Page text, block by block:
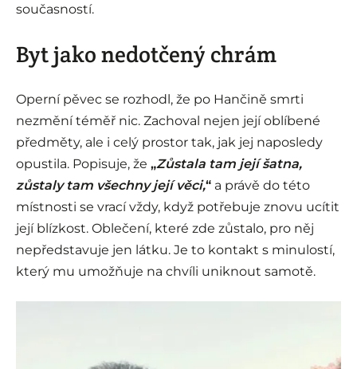
současností.
Byt jako nedotčený chrám
Operní pěvec se rozhodl, že po Hančině smrti
nezmění téměř nic. Zachoval nejen její oblíbené
předměty, ale i celý prostor tak, jak jej naposledy
opustila. Popisuje, že „Zůstala tam její šatna,
zůstaly tam všechny její věci,“ a právě do této
místnosti se vrací vždy, když potřebuje znovu ucítit
její blízkost. Oblečení, které zde zůstalo, pro něj
nepředstavuje jen látku. Je to kontakt s minulostí,
který mu umožňuje na chvíli uniknout samotě.